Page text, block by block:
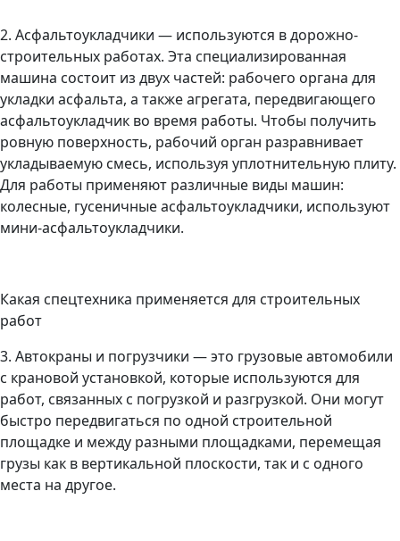
2. Асфальтоукладчики — используются в дорожно-
строительных работах. Эта специализированная
машина состоит из двух частей: рабочего органа для
укладки асфальта, а также агрегата, передвигающего
асфальтоукладчик во время работы. Чтобы получить
ровную поверхность, рабочий орган разравнивает
укладываемую смесь, используя уплотнительную плиту.
Для работы применяют различные виды машин:
колесные, гусеничные асфальтоукладчики, используют
мини-асфальтоукладчики.
Какая спецтехника применяется для строительных
работ
3. Автокраны и погрузчики — это грузовые автомобили
с крановой установкой, которые используются для
работ, связанных с погрузкой и разгрузкой. Они могут
быстро передвигаться по одной строительной
площадке и между разными площадками, перемещая
грузы как в вертикальной плоскости, так и с одного
места на другое.